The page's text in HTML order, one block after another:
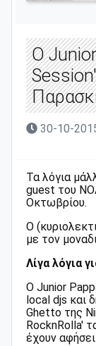
O
30-10-
Τα λόγια
guest του
Οκτωβρίου.
Ο
με τον
Λίγα λόγια
O Junior
local djs και
Ghetto της
RocknRolla'
έχουν